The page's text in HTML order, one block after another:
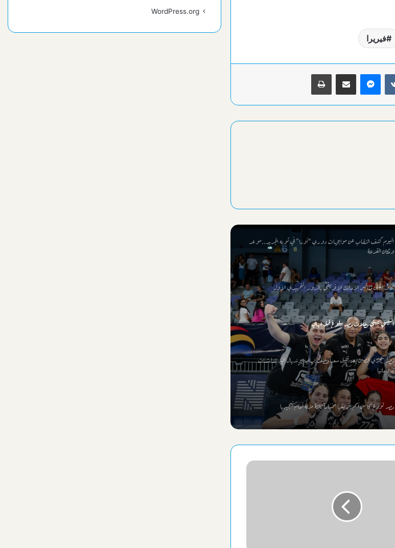
فيريرا
ماسنجر مشاركة عبر البريد طباعة
السيسي يهنئ بطلات مصر ببلوغ قبل نهائي
مصر تتحدي الصين بعد قليل سعياً لنصف نهائي مونديال اليد للناشئات
اليوم كشف النقاب عن مواجهات دوري “أورا” في ثوبه الجديد..موعد
ومكان القرعة
كاف يعلن منافس الزمالك الإفريقي بالدور التمهيدي الأول
السيسي يهنئ بطلات مصر ببلوغ قبل نهائي
مصر تتحدي الصين بعد قليل سعياً لنصف نهائي مونديال اليد للناشئات
برومانيا
مصر تودع كأس أمم إفريقيا بخسارة ثالثة مزلة أمام نيجيريا
كاف يعلن منافس الزمالك الإفريقي بالدور التمهيدي الأول
WordPress.org